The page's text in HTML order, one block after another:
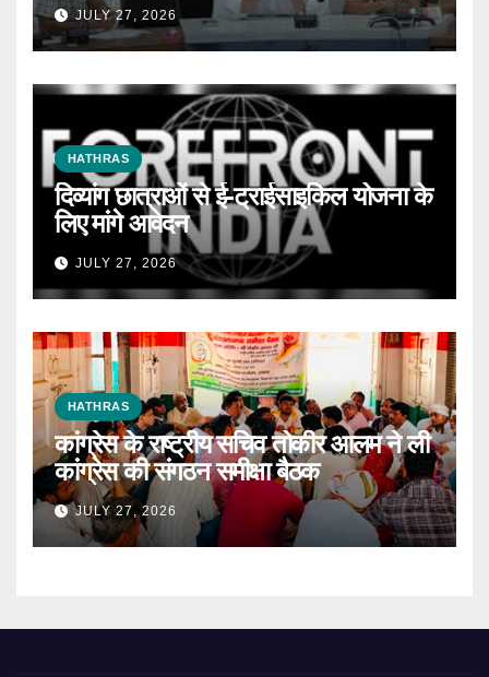
JULY 27, 2026
HATHRAS
दिव्यांग छात्राओं से ई-ट्राईसाइकिल योजना के
लिए मांगे आवेदन
JULY 27, 2026
HATHRAS
कांग्रेस के राष्ट्रीय सचिव तोकीर आलम ने ली
कांग्रेस की संगठन समीक्षा बैठक
JULY 27, 2026